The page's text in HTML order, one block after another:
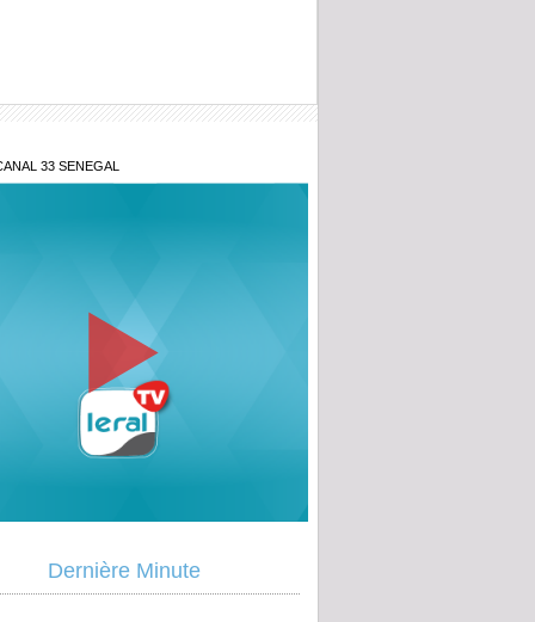
33 SENEGAL
Dernière Minute
d'« évidente fausse déclaration »
Diagne prend à partie l'OFNAC et
Sonko